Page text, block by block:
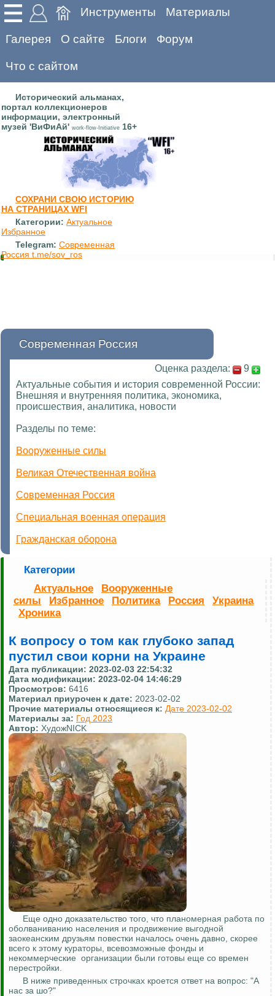
Инструменты Материалы
Галерея О сайте Блоги Форум
Что с сайтом
Исторический альманах,
портал коллекционеров
информации, электронный
музей 'ВиФиАй' work-flow-Initiative 16+
СОХРАНИ СВОЮ ИСТОРИЮ
НА СТРАНИЦАХ WFI
Категории: Актуальное
Избранное
Telegram: Современная
Россия t.me/sov_ros
Современная Россия
Оценка раздела:
9
Актуальные события и история современной России:
Внешняя и внутренняя политика, экономика,
происшествия, аналитика, новости
Разделы по теме:
Вооруженные силы
Великая Отечественная война
Современная Россия
Специальная военная операция
Гражданская оборона
Категории
Актуальное
Вооруженные
силы
Избранное Политика Россия
Украина
Хроника
К вопросу о том как глубоко запад
пустил свои корни на Украине
Дата публикации: 2023-02-03 22:54:32
Дата модификации: 2023-02-04 14:46:29
Просмотров: 6416
Материал приурочен к дате: 2023-02-02
Прочие материалы относящиеся к: Дате 2023-02-02
Материалы за: Год 2023
Автор: ХудожNICK
Еще одно доказательство того, что планомерная работа по
оболваниванию населения и продвижение выгодной
заокеанским друзьям повестки началось очень давно, скорее
всего к этому кураторы, всевозможные фонды и
некоммерческие организации были готовы еще со времен
перестройки.
В ниже приведенных строчках кроется ответ на вопрос: "А
нас за шо?"